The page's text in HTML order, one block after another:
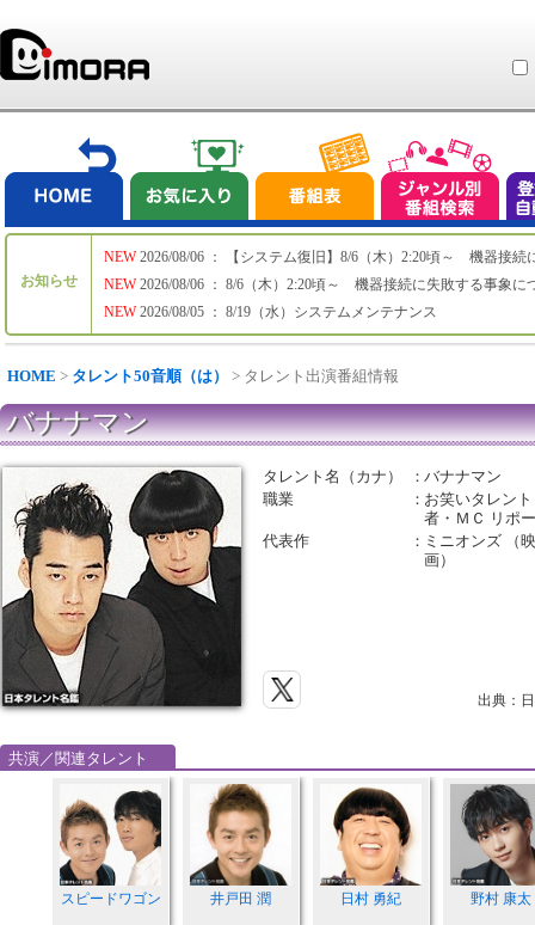
お知らせ
NEW
NEW
NEW
2026/08/06 ： 【システム復旧】8/6（木）2:20頃～ 機器接続
2026/08/06 ： 8/6（木）2:20頃～ 機器接続に失敗する事象に
2026/08/05 ： 8/19（水）システムメンテナンス
HOME > タレント50音順（は） > タレント出演番組情報
バナナマン
タレント名（カナ） ：バナナマン
職業
： お笑いタレン
者・ＭＣ リポ
代表作
： ミニオンズ （
画）
出典：
共演／関連タレント
スピードワゴン 井戸田 潤 日村 勇紀 野村 康太